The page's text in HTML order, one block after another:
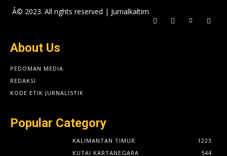
Â© 2023. All rights reserved | Jurnalkaltim
About Us
PEDOMAN MEDIA
REDAKSI
KODE ETIK JURNALISTIK
Popular Category
KALIMANTAN TIMUR
1223
KUTAI KARTANEGARA
544